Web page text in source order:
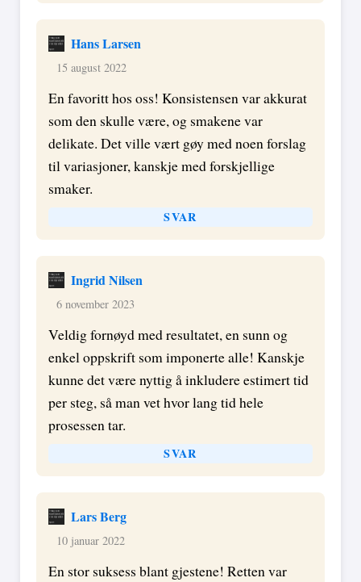
Hans Larsen
15 august 2022
En favoritt hos oss! Konsistensen var akkurat
som den skulle være, og smakene var
delikate. Det ville vært gøy med noen forslag
til variasjoner, kanskje med forskjellige
smaker.
SVAR
Ingrid Nilsen
6 november 2023
Veldig fornøyd med resultatet, en sunn og
enkel oppskrift som imponerte alle! Kanskje
kunne det være nyttig å inkludere estimert tid
per steg, så man vet hvor lang tid hele
prosessen tar.
SVAR
Lars Berg
10 januar 2022
En stor suksess blant gjestene! Retten var